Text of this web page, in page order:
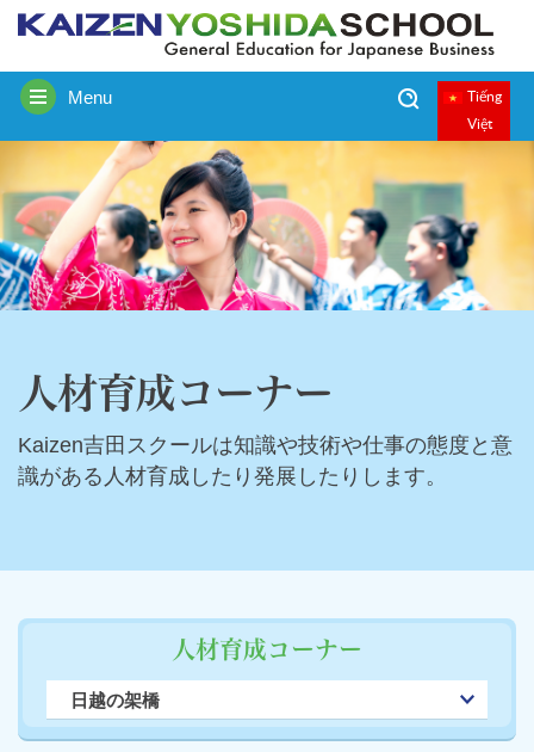
ToggleMenu
Tiếng
Việt
人材育成コーナー
Kaizen吉田スクールは知識や技術や仕事の態度と意
識がある人材育成したり発展したりします。
人材育成コーナー
日越の架橋